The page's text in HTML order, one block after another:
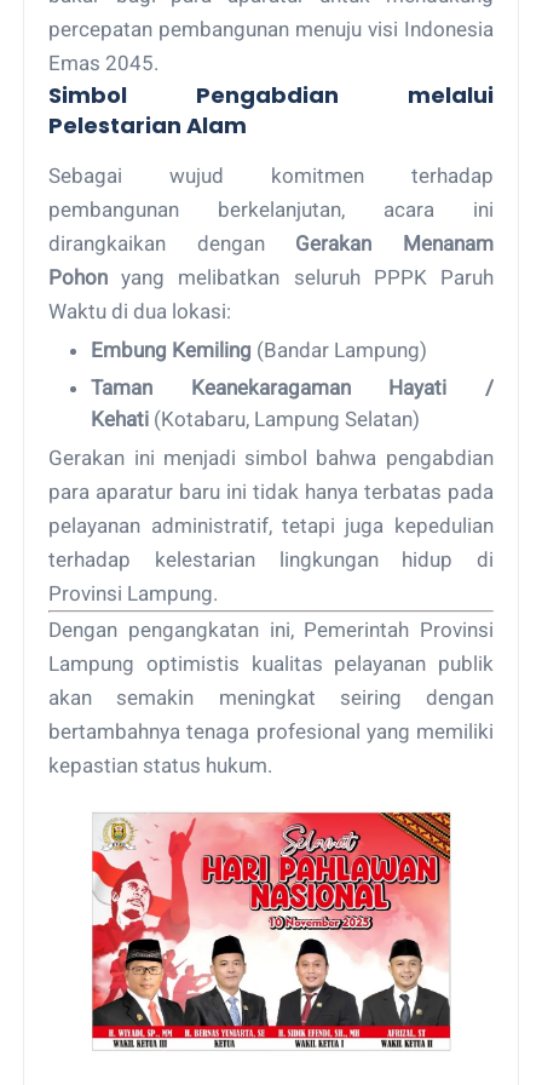
percepatan pembangunan menuju visi Indonesia
Emas 2045.
Simbol Pengabdian melalui
Pelestarian Alam
Sebagai wujud komitmen terhadap
pembangunan berkelanjutan, acara ini
dirangkaikan dengan Gerakan Menanam
Pohon yang melibatkan seluruh PPPK Paruh
Waktu di dua lokasi:
Embung Kemiling (Bandar Lampung)
Taman Keanekaragaman Hayati /
Kehati (Kotabaru, Lampung Selatan)
Gerakan ini menjadi simbol bahwa pengabdian
para aparatur baru ini tidak hanya terbatas pada
pelayanan administratif, tetapi juga kepedulian
terhadap kelestarian lingkungan hidup di
Provinsi Lampung.
Dengan pengangkatan ini, Pemerintah Provinsi
Lampung optimistis kualitas pelayanan publik
akan semakin meningkat seiring dengan
bertambahnya tenaga profesional yang memiliki
kepastian status hukum.